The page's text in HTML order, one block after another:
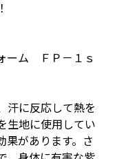
ーム ＦＰ－１ｓ
汗に反応して熱を
生地に使用してい
があります。さ